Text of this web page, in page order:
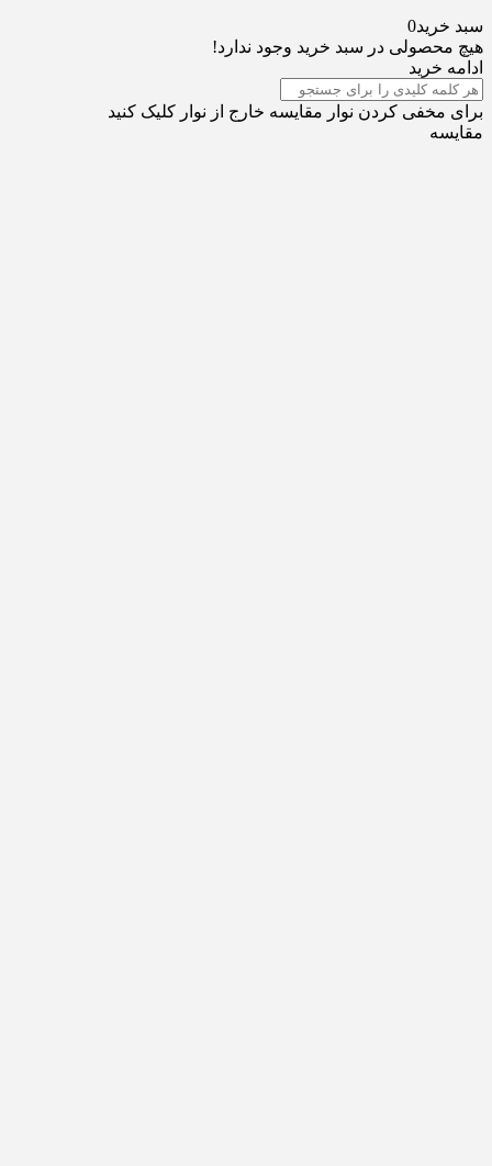
سبد خرید0
هیچ محصولی در سبد خرید وجود ندارد!
ادامه خرید
برای مخفی کردن نوار مقایسه خارج از نوار کلیک کنید
مقایسه